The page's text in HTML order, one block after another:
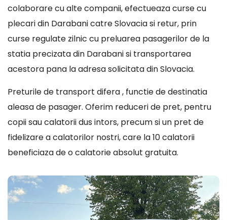
colaborare cu alte companii, efectueaza curse cu
plecari din Darabani catre Slovacia si retur, prin
curse regulate zilnic cu preluarea pasagerilor de la
statia precizata din Darabani si transportarea
acestora pana la adresa solicitata din Slovacia.
Preturile de transport difera , functie de destinatia
aleasa de pasager. Oferim reduceri de pret, pentru
copii sau calatorii dus intors, precum si un pret de
fidelizare a calatorilor nostri, care la 10 calatorii
beneficiaza de o calatorie absolut gratuita.